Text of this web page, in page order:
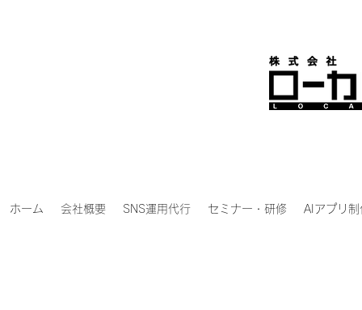
ホーム 会社概要 SNS運用代行 セミナー・研修 AIアプリ制